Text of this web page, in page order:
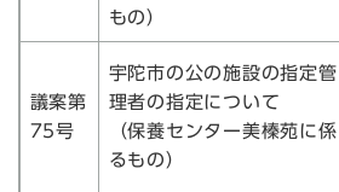
もの）
議案第
75号
宇陀市の公の施設の指定管
理者の指定について
（保養センター美榛苑に係
るもの）